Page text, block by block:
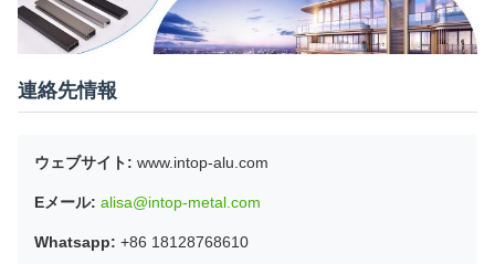
連絡先情報
ウェブサイト: www.intop-alu.com
Eメール: alisa@intop-metal.com
Whatsapp: +86 18128768610